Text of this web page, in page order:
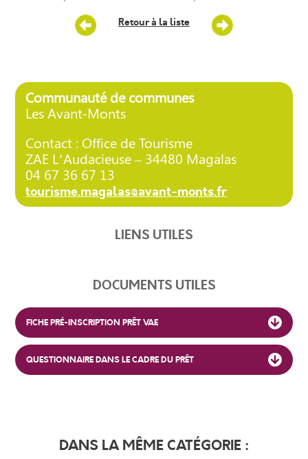
Retour à la liste
Communauté de communes
Les Avant-Monts
Contact : Office de Tourisme
ZAE L’Audacieuse – 34480 Magalas
04 67 36 67 13
tourisme.magalas@avant-monts.fr
LIENS UTILES
DOCUMENTS UTILES
FICHE PRÉ-INSCRIPTION PRÊT VAE
QUESTIONNAIRE DANS LE CADRE DU PRÊT
DANS LA MÊME CATÉGORIE :